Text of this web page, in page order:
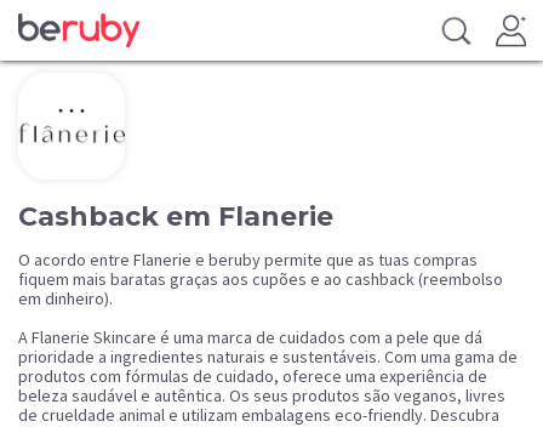
Cashback em Flanerie
O acordo entre Flanerie e beruby permite que as tuas compras
fiquem mais baratas graças aos cupões e ao cashback (reembolso
em dinheiro).
A Flanerie Skincare é uma marca de cuidados com a pele que dá
prioridade a ingredientes naturais e sustentáveis. Com uma gama de
produtos com fórmulas de cuidado, oferece uma experiência de
beleza saudável e autêntica. Os seus produtos são veganos, livres
de crueldade animal e utilizam embalagens eco-friendly. Descubra